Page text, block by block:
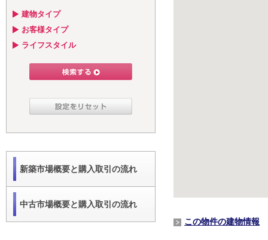
建物タイプ
お客様タイプ
ライフスタイル
新築市場概要と購入取引の流れ
中古市場概要と購入取引の流れ
この物件の建物情報